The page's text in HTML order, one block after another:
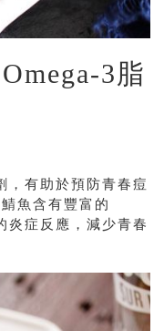
3脂
有助於預防青春痘
魚含有豐富的
症反應，減少青春